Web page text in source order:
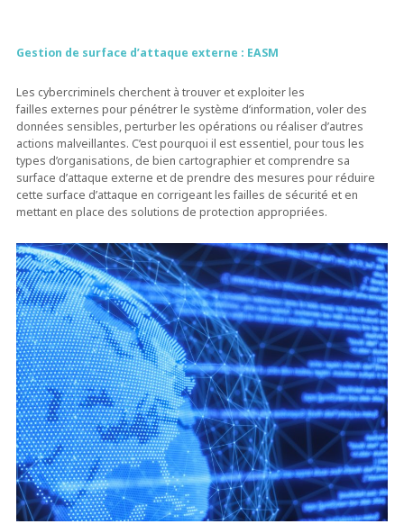
Gestion de surface d’attaque externe : EASM
Les cybercriminels cherchent à trouver et exploiter les
failles externes pour pénétrer le système d’information, voler des
données sensibles, perturber les opérations ou réaliser d’autres
actions malveillantes. C’est pourquoi il est essentiel, pour tous les
types d’organisations, de bien cartographier et comprendre sa
surface d’attaque externe et de prendre des mesures pour réduire
cette surface d’attaque en corrigeant les failles de sécurité et en
mettant en place des solutions de protection appropriées.